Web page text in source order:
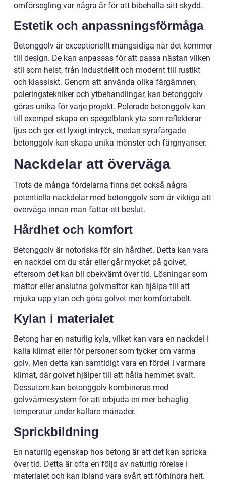
omförsegling var några år för att bibehålla sitt skydd.
Estetik och anpassningsförmåga
Betonggolv är exceptionellt mångsidiga när det kommer
till design. De kan anpassas för att passa nästan vilken
stil som helst, från industriellt och modernt till rustikt
och klassiskt. Genom att använda olika färgämnen,
poleringstekniker och ytbehandlingar, kan betonggolv
göras unika för varje projekt. Polerade betonggolv kan
till exempel skapa en spegelblank yta som reflekterar
ljus och ger ett lyxigt intryck, medan syrafärgade
betonggolv kan skapa unika mönster och färgnyanser.
Nackdelar att överväga
Trots de många fördelarna finns det också några
potentiella nackdelar med betonggolv som är viktiga att
överväga innan man fattar ett beslut.
Hårdhet och komfort
Betonggolv är notoriska för sin hårdhet. Detta kan vara
en nackdel om du står eller går mycket på golvet,
eftersom det kan bli obekvämt över tid. Lösningar som
mattor eller anslutna golvmattor kan hjälpa till att
mjuka upp ytan och göra golvet mer komfortabelt.
Kylan i materialet
Betong har en naturlig kyla, vilket kan vara en nackdel i
kalla klimat eller för personer som tycker om varma
golv. Men detta kan samtidigt vara en fördel i varmare
klimat, där golvet hjälper till att hålla hemmet svalt.
Dessutom kan betonggolv kombineras med
golvvärmesystem för att erbjuda en mer behaglig
temperatur under kallare månader.
Sprickbildning
En naturlig egenskap hos betong är att det kan spricka
över tid. Detta är ofta en följd av naturlig rörelse i
materialet och kan ibland vara svårt att förhindra helt.